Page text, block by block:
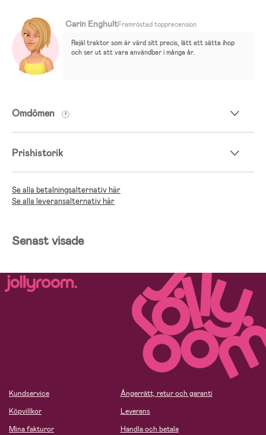
Carin EnghultFramröstad topprecension
Rejäl traktor som är värd sitt precis, lätt att sätta ihop
och ser ut att vara användbar i många år.
Omdömen
Prishistorik
Se alla betalningsalternativ här
Se alla leveransalternativ här
Senast visade
Kundservice
Köpvillkor
Mina fakturor
Ångerrätt, retur och garanti
Leverans
Handla och betala